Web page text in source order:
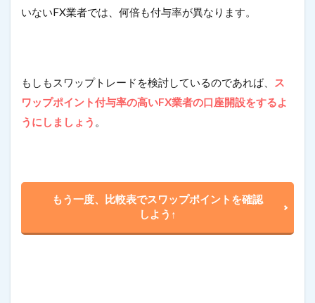
いないFX業者では、何倍も付与率が異なります。
もしもスワップトレードを検討しているのであれば、
ス
ワップポイント付与率の高いFX業者の口座開設をするよ
うにしましょう 。
もう一度、比較表でスワップポイントを確認
しよう↑